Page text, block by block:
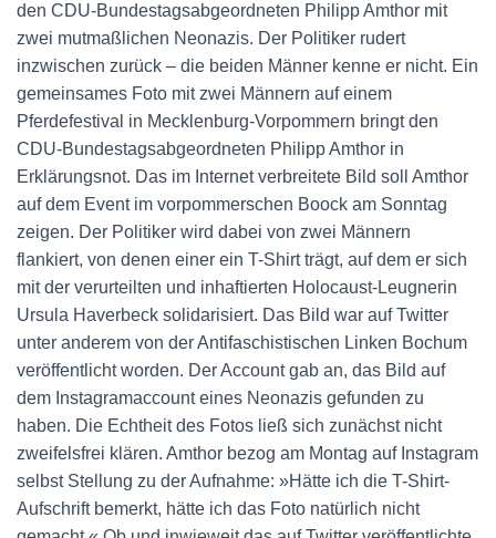
den CDU-Bundestagsabgeordneten Philipp Amthor mit
zwei mutmaßlichen Neonazis. Der Politiker rudert
inzwischen zurück – die beiden Männer kenne er nicht. Ein
gemeinsames Foto mit zwei Männern auf einem
Pferdefestival in Mecklenburg-Vorpommern bringt den
CDU-Bundestagsabgeordneten Philipp Amthor in
Erklärungsnot. Das im Internet verbreitete Bild soll Amthor
auf dem Event im vorpommerschen Boock am Sonntag
zeigen. Der Politiker wird dabei von zwei Männern
flankiert, von denen einer ein T-Shirt trägt, auf dem er sich
mit der verurteilten und inhaftierten Holocaust-Leugnerin
Ursula Haverbeck solidarisiert. Das Bild war auf Twitter
unter anderem von der Antifaschistischen Linken Bochum
veröffentlicht worden. Der Account gab an, das Bild auf
dem Instagramaccount eines Neonazis gefunden zu
haben. Die Echtheit des Fotos ließ sich zunächst nicht
zweifelsfrei klären. Amthor bezog am Montag auf Instagram
selbst Stellung zu der Aufnahme: »Hätte ich die T-Shirt-
Aufschrift bemerkt, hätte ich das Foto natürlich nicht